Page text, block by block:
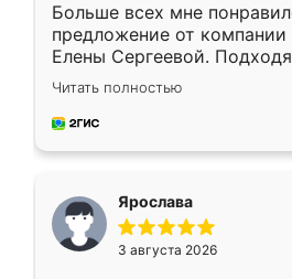
Больше всех мне
предложение от компании
Елены Сергеевой.
короткие сроки
для замера сотрудник
предложил по моему
Читать полностью
Ярослава
3 августа 2026